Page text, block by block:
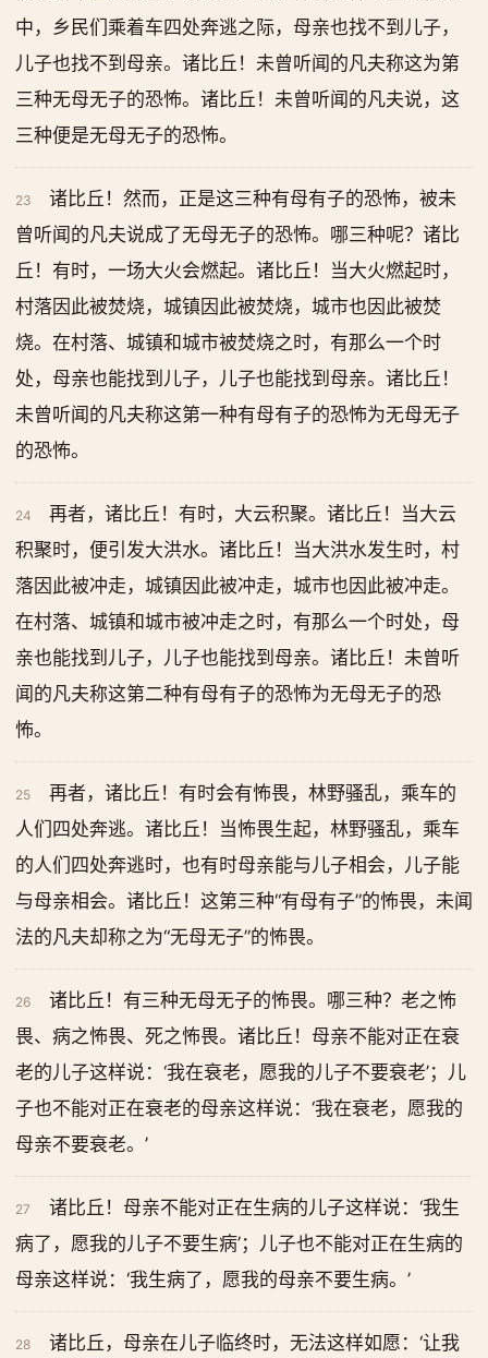
中，乡民们乘着车四处奔逃之际，母亲也找不到儿子，
儿子也找不到母亲。诸比丘！未曾听闻的凡夫称这为第
三种无母无子的恐怖。诸比丘！未曾听闻的凡夫说，这
三种便是无母无子的恐怖。
23
诸比丘！然而，正是这三种有母有子的恐怖，被未
曾听闻的凡夫说成了无母无子的恐怖。哪三种呢？诸比
丘！有时，一场大火会燃起。诸比丘！当大火燃起时，
村落因此被焚烧，城镇因此被焚烧，城市也因此被焚
烧。在村落、城镇和城市被焚烧之时，有那么一个时
处，母亲也能找到儿子，儿子也能找到母亲。诸比丘！
未曾听闻的凡夫称这第一种有母有子的恐怖为无母无子
的恐怖。
24
再者，诸比丘！有时，大云积聚。诸比丘！当大云
积聚时，便引发大洪水。诸比丘！当大洪水发生时，村
落因此被冲走，城镇因此被冲走，城市也因此被冲走。
在村落、城镇和城市被冲走之时，有那么一个时处，母
亲也能找到儿子，儿子也能找到母亲。诸比丘！未曾听
闻的凡夫称这第二种有母有子的恐怖为无母无子的恐
怖。
25
再者，诸比丘！有时会有怖畏，林野骚乱，乘车的
人们四处奔逃。诸比丘！当怖畏生起，林野骚乱，乘车
的人们四处奔逃时，也有时母亲能与儿子相会，儿子能
与母亲相会。诸比丘！这第三种“有母有子”的怖畏，未闻
法的凡夫却称之为“无母无子”的怖畏。
26
诸比丘！有三种无母无子的怖畏。哪三种？老之怖
畏、病之怖畏、死之怖畏。诸比丘！母亲不能对正在衰
老的儿子这样说：‘我在衰老，愿我的儿子不要衰老’；儿
子也不能对正在衰老的母亲这样说：‘我在衰老，愿我的
母亲不要衰老。’
27
诸比丘！母亲不能对正在生病的儿子这样说：‘我生
病了，愿我的儿子不要生病’；儿子也不能对正在生病的
母亲这样说：‘我生病了，愿我的母亲不要生病。’
28 诸比丘，母亲在儿子临终时，无法这样如愿：‘让我